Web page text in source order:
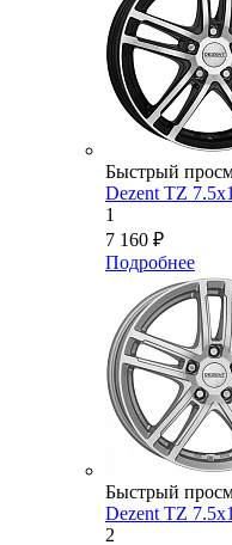
Быстрый
Dezent TZ
1
7 160 ₽
Подробнее
Быстрый
Dezent TZ
2